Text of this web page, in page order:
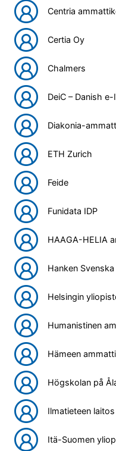
Centria
Certia Oy
Chalmers
DeiC – Danish
Diakonia-
ETH Zurich
Feide
Funidata IDP
HAAGA-HELIA
Hanken
Helsingin
Humanistinen
Hämeen
Högskolan på
Ilmatieteen laitos
Itä-Suomen